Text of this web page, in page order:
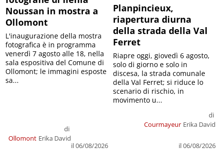
Noussan in mostra a
Ollomont
Ollomont
di
Erika David
il 06/08/2026
L'inaugurazione della mostra
fotografica è in programma
venerdì 7 agosto alle 18, nella
sala espositiva del Comune di
Ollomont; le immagini esposte
sa...
Planpincieux,
riapertura diurna
della strada della Val
Ferret
Courmayeur
di
Erika David
il 06/08/2026
Riapre oggi, giovedì 6 agosto,
solo di giorno e solo in
discesa, la strada comunale
della Val Ferret; si riduce lo
scenario di rischio, in
movimento u...